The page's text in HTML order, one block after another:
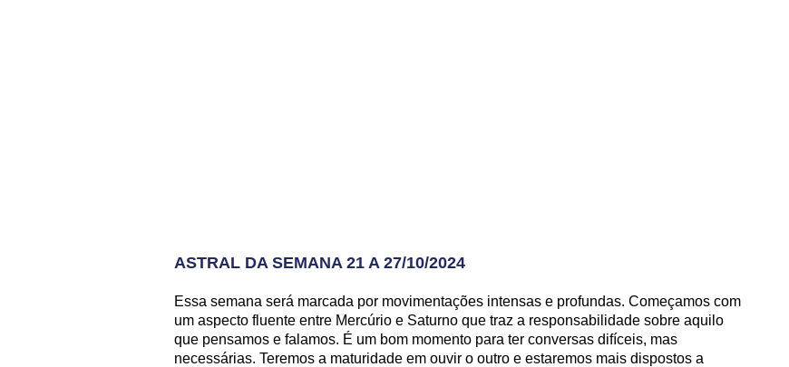
ASTRAL DA SEMANA 21 A 27/10/2024
Essa semana será marcada por movimentações intensas e profundas. Começamos com
um aspecto fluente entre Mercúrio e Saturno que traz a responsabilidade sobre aquilo
que pensamos e falamos. É um bom momento para ter conversas difíceis, mas
necessárias. Teremos a maturidade em ouvir o outro e estaremos mais dispostos a